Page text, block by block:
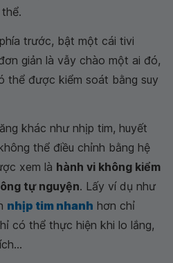
trước, bật một cái tivi
giản là vẫy chào một ai đó,
thể được kiểm soát bằng suy
khác như nhịp tim, huyết
thể điều chỉnh bằng hệ
xem là hành vi không kiểm
tự nguyện. Lấy ví dụ như
nhịp tim nhanh hơn chỉ
có thể thực hiện khi lo lắng,